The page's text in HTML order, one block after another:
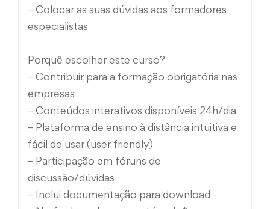
– Colocar as suas dúvidas aos formadores
especialistas
Porquê escolher este curso?
– Contribuir para a formação obrigatória nas
empresas
– Conteúdos interativos disponíveis 24h/dia
– Plataforma de ensino à distância intuitiva e
fácil de usar (user friendly)
– Participação em fóruns de
discussão/dúvidas
– Inclui documentação para download